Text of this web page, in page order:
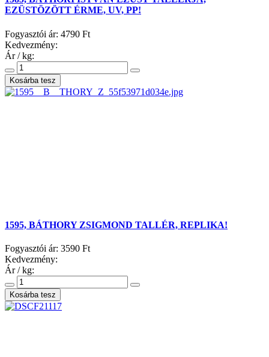
EZÜSTÖZÖTT ÉRME, UV, PP!
Fogyasztói ár: 4790 Ft
Kedvezmény:
Ár / kg:
1595, BÁTHORY ZSIGMOND TALLÉR, REPLIKA!
Fogyasztói ár: 3590 Ft
Kedvezmény:
Ár / kg: